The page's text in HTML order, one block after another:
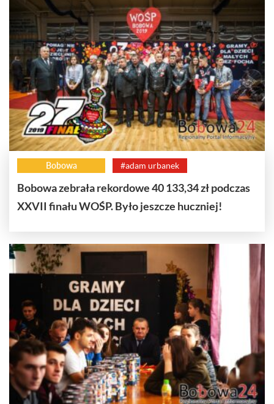
Bobowa #adam urbanek
Bobowa zebrała rekordowe 40 133,34 zł podczas
XXVII finału WOŚP. Było jeszcze huczniej!